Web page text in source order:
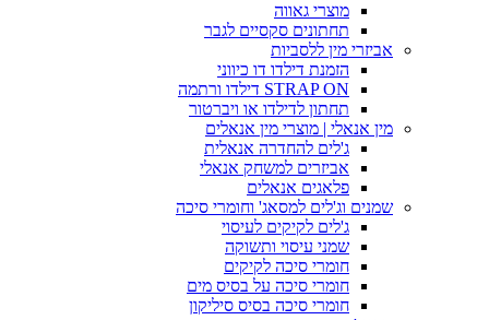
מוצרי גאווה
תחתונים סקסיים לגבר
אביזרי מין ללסביות
הזמנת דילדו דו כיווני
STRAP ON דילדו ורתמה
תחתון לדילדו או ויברטור
מין אנאלי | מוצרי מין אנאלים
ג'לים להחדרה אנאלית
אביזרים למשחק אנאלי
פלאגים אנאלים
שמנים וג'לים למסאג' וחומרי סיכה
ג'לים לקיקים לעיסוי
שמני עיסוי ותשוקה
חומרי סיכה לקיקים
חומרי סיכה על בסיס מים
חומרי סיכה בסיס סיליקון